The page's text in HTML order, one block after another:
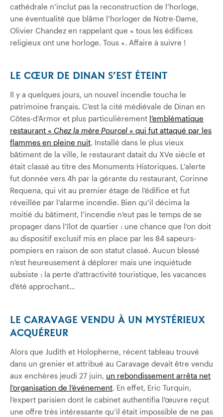
cathédrale n’inclut pas la reconstruction de l’horloge,
une éventualité que blâme l’horloger de Notre-Dame,
Olivier Chandez en rappelant que « tous les édifices
religieux ont une horloge. Tous ». Affaire à suivre !
LE CŒUR DE DINAN S’EST ÉTEINT
Il y a quelques jours, un nouvel incendie toucha le
patrimoine français. C’est la cité médiévale de Dinan en
Côtes-d’Armor et plus particulièrement l’emblématique
restaurant « Chez la mère Pourcel » qui fut attaqué par les
flammes en pleine nuit. Installé dans le plus vieux
bâtiment de la ville, le restaurant datait du XVe siècle et
était classé au titre des Monuments Historiques. L’alerte
fut donnée vers 4h par la gérante du restaurant, Corinne
Requena, qui vit au premier étage de l’édifice et fut
réveillée par l’alarme incendie. Bien qu’il décima la
moitié du bâtiment, l’incendie n’eut pas le temps de se
propager dans l’îlot de quartier : une chance que l’on doit
au dispositif exclusif mis en place par les 84 sapeurs-
pompiers en raison de son statut classé. Aucun blessé
n’est heureusement à déplorer mais une inquiétude
subsiste : la perte d’attractivité touristique, les vacances
d’été approchant…
LE CARAVAGE VENDU À UN MYSTÉRIEUX
ACQUÉREUR
Alors que Judith et Holopherne, récent tableau trouvé
dans un grenier et attribué au Caravage devait être vendu
aux enchères jeudi 27 juin, un rebondissement arrêta net
l’organisation de l’événement. En effet, Eric Turquin,
l’expert parisien dont le cabinet authentifia l’œuvre reçut
une offre très intéressante qu’il était impossible de ne pas